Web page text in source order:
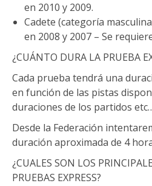
en 2010 y 2009.
Cadete (categoría
en 2008 y 2007 – Se
¿CUÁNTO DURA LA PRUEBA
Cada prueba tendrá una
en función de las pistas
duraciones de los partidos
Desde la Federación
duración aproximada de 4
¿CUALES SON LOS
PRUEBAS EXPRESS?